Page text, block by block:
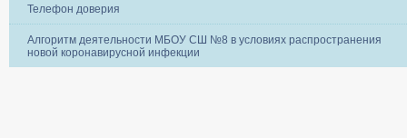
Телефон доверия
Алгоритм деятельности МБОУ СШ №8 в условиях распространения
новой коронавирусной инфекции